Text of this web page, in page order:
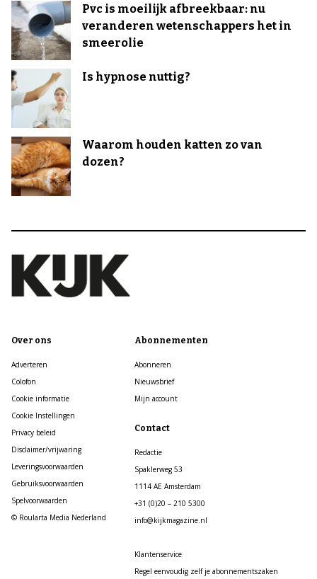
Pvc is moeilijk afbreekbaar: nu
veranderen wetenschappers het in
smeerolie
Is hypnose nuttig?
Waarom houden katten zo van
dozen?
Over ons
Adverteren
Colofon
Cookie informatie
Cookie Instellingen
Privacy beleid
Disclaimer/vrijwaring
Leveringsvoorwaarden
Gebruiksvoorwaarden
Spelvoorwaarden
© Roularta Media Nederland
Abonnementen
Abonneren
Nieuwsbrief
Mijn account
Contact
Redactie
Spaklerweg 53
1114 AE Amsterdam
+31 (0)20 – 210 5300
info@kijkmagazine.nl
Klantenservice
Regel eenvoudig zelf je abonnementszaken